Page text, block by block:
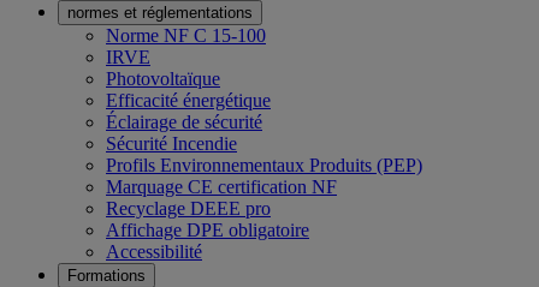
normes et réglementations
Norme NF C 15-100
IRVE
Photovoltaïque
Efficacité énergétique
Éclairage de sécurité
Sécurité Incendie
Profils Environnementaux Produits (PEP)
Marquage CE certification NF
Recyclage DEEE pro
Affichage DPE obligatoire
Accessibilité
Formations